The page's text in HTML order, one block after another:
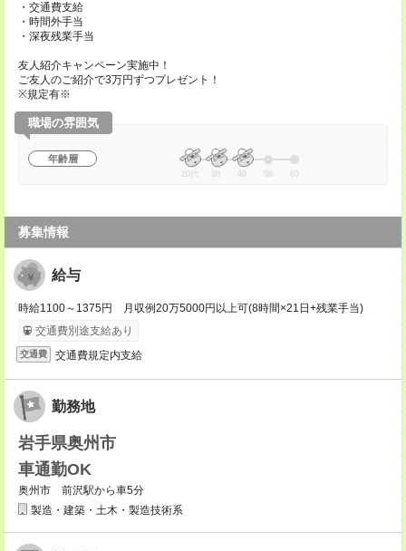
・交通費支給
・時間外手当
・深夜残業手当
友人紹介キャンペーン実施中！
ご友人のご紹介で3万円ずつプレゼント！
※規定有※
職場の雰囲気
年齢層
20代 30 40 50 60
募集情報
給与
時給1100～1375円 月収例20万5000円以上可(8時間×21日+残業手当)
交通費別途支給あり
交通費 交通費規定内支給
勤務地
岩手県奥州市
車通勤OK
奥州市 前沢駅から車5分
製造・建築・土木・製造技術系